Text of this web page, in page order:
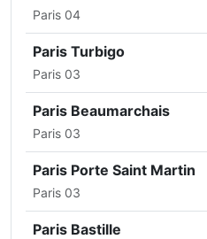
Paris 04
Paris Turbigo
Paris 03
Paris Beaumarchais
Paris 03
Paris Porte Saint Martin
Paris 03
Paris Bastille